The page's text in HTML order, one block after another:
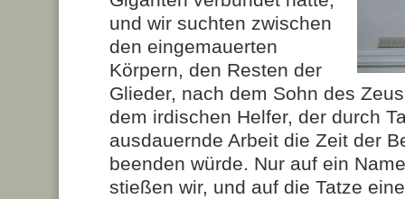
und wir suchten zwischen
den eingemauerten
Körpern, den Resten der
Glieder, nach dem Sohn des
dem irdischen Helfer, der durch
ausdauernde Arbeit die Zeit der
beenden würde. Nur auf ein
stießen wir, und auf die Tatze